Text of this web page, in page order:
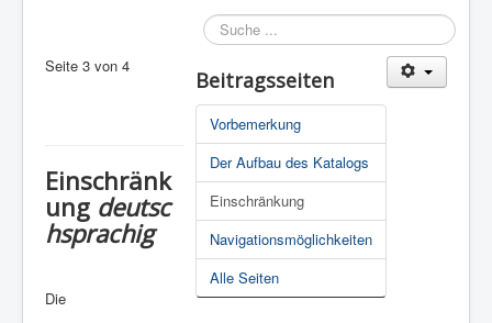
Suchen
Beitragsseiten
Vorbemerkung
Der Aufbau des Katalogs
Einschränkung
Navigationsmöglichkeiten
Alle Seiten
Seite 3 von 4
Einschränk
ung deutsc
hsprachig
Die